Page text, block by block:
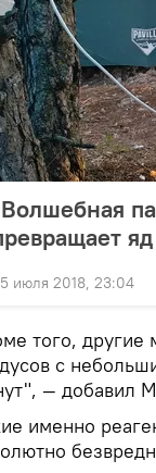
июля 2018, 23:04
того, другие
с
— добавил
именно